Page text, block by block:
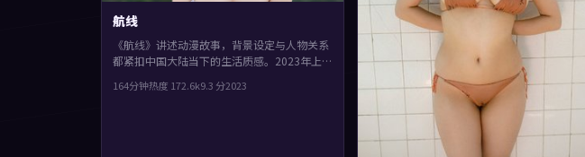
航线
《航线》讲述动漫故事，背景设定与人物关系
都紧扣中国大陆当下的生活质感。2023年上
衔。镜头语言偏写实，细节里埋着伏笔，片尾
164分钟热度 172.6k9.3 分2023